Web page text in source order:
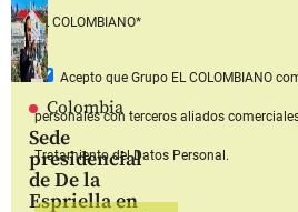
Colombia
Sede
presidencial
de De la
Espriella en
EL COLOMBIANO*
Acepto que Grupo EL COLOMBIANO
personales con terceros aliados
Tratamiento del Datos Personal.